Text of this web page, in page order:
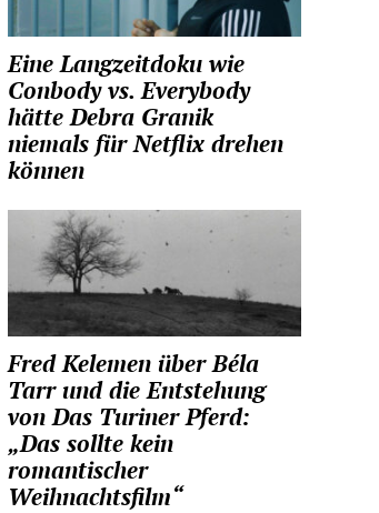
Eine Langzeitdoku wie
Conbody vs. Everybody
hätte Debra Granik
niemals für Netflix drehen
können
Fred Kelemen über Béla
Tarr und die Entstehung
von Das Turiner Pferd:
„Das sollte kein
romantischer
Weihnachtsfilm“